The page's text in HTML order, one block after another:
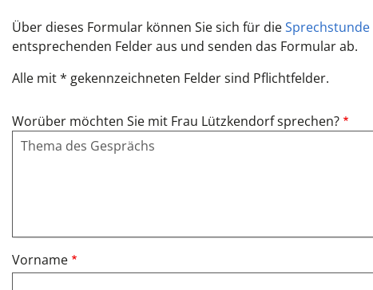
Über dieses Formular können Sie sich für dieSprechstunde
entsprechenden Felder aus und senden das Formular ab.
Alle mit * gekennzeichneten Felder sind Pflichtfelder.
Worüber möchten Sie mit Frau Lützkendorf sprechen?
Vorname